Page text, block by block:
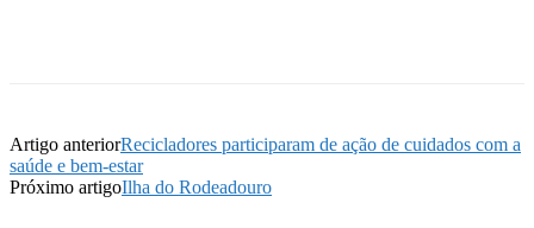
Artigo anteriorRecicladores participaram de ação de cuidados com a
saúde e bem-estar
Próximo artigoIlha do Rodeadouro